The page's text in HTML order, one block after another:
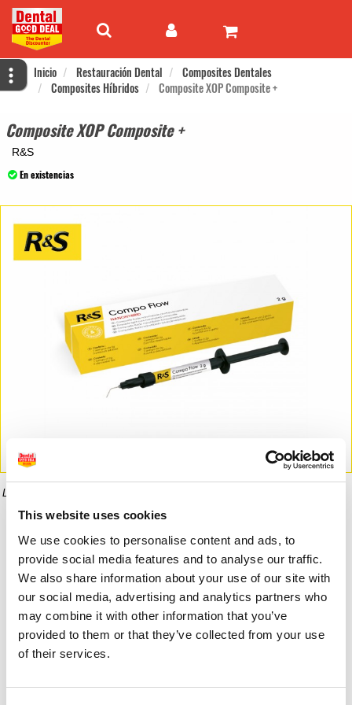
This website uses cookies
We use cookies to personalise content and ads, to
provide social media features and to analyse our traffic.
We also share information about your use of our site with
our social media, advertising and analytics partners who
may combine it with other information that you’ve
provided to them or that they’ve collected from your use
of their services.
Inicio Restauración Dental
Composites Dentales
Composites Híbridos
Composite XOP Composite +
Composite XOP Composite +
R&S
En existencias
La imagen puede diferir del producto final.
Informaci�n del producto
99,00 €
62,01 €